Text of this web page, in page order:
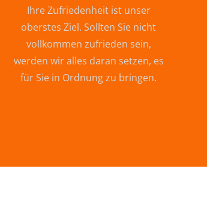
Ihre Zufriedenheit ist unser
oberstes Ziel. Sollten Sie nicht
vollkommen zufrieden sein,
werden wir alles daran setzen, es
für Sie in Ordnung zu bringen.